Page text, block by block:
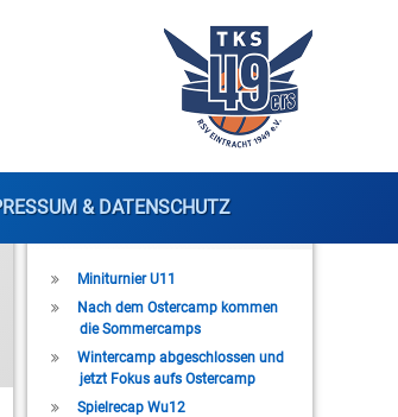
& DATENSCHUTZ
Miniturnier U11
Nach dem Ostercamp kommen
die Sommercamps
Wintercamp abgeschlossen und
jetzt Fokus aufs Ostercamp
Spielrecap Wu12